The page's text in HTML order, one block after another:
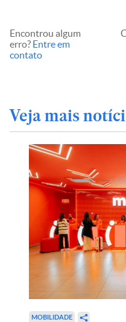
Encontrou algum
erro? Entre em
contato
Veja mais
MOBILIDADE